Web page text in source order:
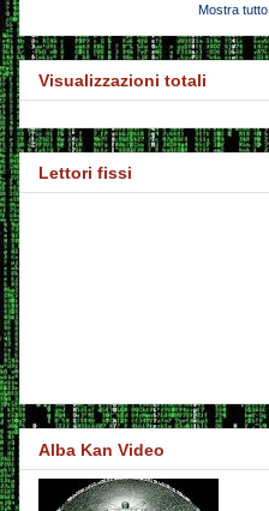
Mostra tutto
Visualizzazioni totali
Lettori fissi
Alba Kan Video